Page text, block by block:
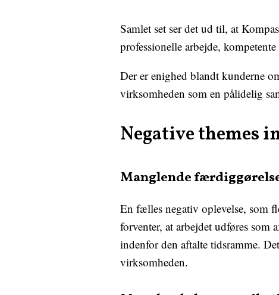
Samlet set ser det ud til, at
professionelle arbejde,
Der er enighed blandt kunderne
virksomheden som en pålidelig
Negative themes
Manglende
En fælles negativ oplevelse, som
forventer, at arbejdet udføres
indenfor den aftalte tidsramme.
virksomheden.